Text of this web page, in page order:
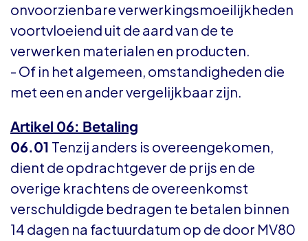
onvoorzienbare verwerkingsmoeilijkheden
voortvloeiend uit de aard van de te
verwerken materialen en producten.
- Of in het algemeen, omstandigheden die
met een en ander vergelijkbaar zijn.
Artikel 06: Betaling
06.01 Tenzij anders is overeengekomen,
dient de opdrachtgever de prijs en de
overige krachtens de overeenkomst
verschuldigde bedragen te betalen binnen
14 dagen na factuurdatum op de door MV80